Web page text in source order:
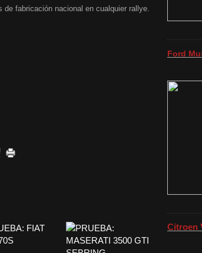
fabricación nacional en cualquier rallye.
Ford
Citroen